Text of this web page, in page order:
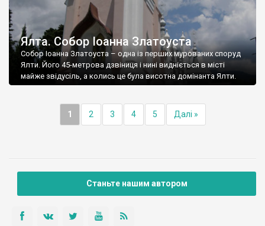
Ялта. Собор Іоанна Златоуста
Собор Іоанна Златоуста – одна із перших мурованих споруд
Ялти. Його 45-метрова дзвіниця і нині видніється в місті
майже звідусіль, а колись це була висотна домінанта Ялти.
1 2 3 4 5 Далі »
Станьте нашим автором